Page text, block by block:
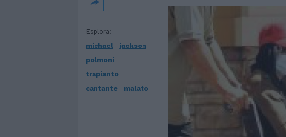
Esplora:
michael
jackson
polmoni
trapianto
cantante
malato